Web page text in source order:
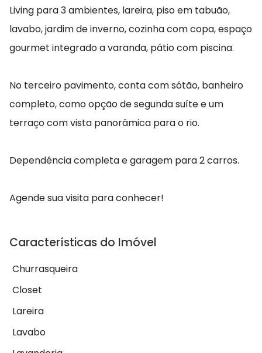
Living para 3 ambientes, lareira, piso em tabuão,
lavabo, jardim de inverno, cozinha com copa, espaço
gourmet integrado a varanda, pátio com piscina.
No terceiro pavimento, conta com sótão, banheiro
completo, como opção de segunda suíte e um
terraço com vista panorâmica para o rio.
Dependência completa e garagem para 2 carros.
Agende sua visita para conhecer!
Características do Imóvel
Churrasqueira
Closet
Lareira
Lavabo